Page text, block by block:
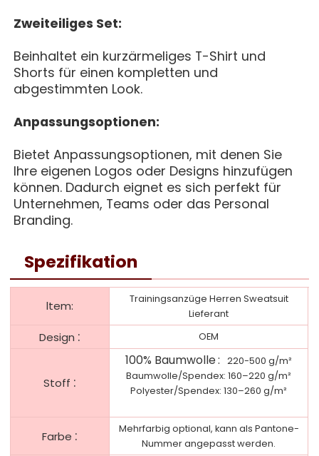
Zweiteiliges Set:
Beinhaltet ein kurzärmeliges T-Shirt und
Shorts für einen kompletten und
abgestimmten Look.
Anpassungsoptionen:
Bietet Anpassungsoptionen, mit denen Sie
Ihre eigenen Logos oder Designs hinzufügen
können. Dadurch eignet es sich perfekt für
Unternehmen, Teams oder das Personal
Branding.
Spezifikation
ltem:
Trainingsanzüge Herren Sweatsuit
Lieferant
Design : OEM
Stoff :
100% Baumwolle:
220-500 g/m²
Baumwolle/Spendex: 160–220 g/m²
Polyester/Spendex: 130–260 g/m²
Farbe :
Mehrfarbig optional, kann als Pantone-
Nummer angepasst werden.